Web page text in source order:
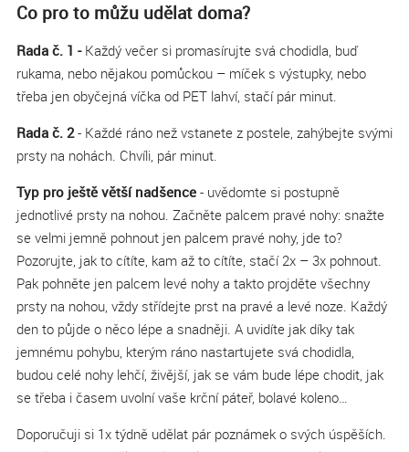
Co pro to můžu udělat doma?
Rada č. 1 - Každý večer si promasírujte svá chodidla, buď
rukama, nebo nějakou pomůckou – míček s výstupky, nebo
třeba jen obyčejná víčka od PET lahví, stačí pár minut.
Rada č. 2- Každé ráno než vstanete z postele, zahýbejte svými
prsty na nohách. Chvíli, pár minut.
Typ pro ještě větší nadšence- uvědomte si postupně
jednotlivé prsty na nohou. Začněte palcem pravé nohy: snažte
se velmi jemně pohnout jen palcem pravé nohy, jde to?
Pozorujte, jak to cítíte, kam až to cítíte, stačí 2x – 3x pohnout.
Pak pohněte jen palcem levé nohy a takto projděte všechny
prsty na nohou, vždy střídejte prst na pravé a levé noze. Každý
den to půjde o něco lépe a snadněji. A uvidíte jak díky tak
jemnému pohybu, kterým ráno nastartujete svá chodidla,
budou celé nohy lehčí, živější, jak se vám bude lépe chodit, jak
se třeba i časem uvolní vaše krční páteř, bolavé koleno…
Doporučuji si 1x týdně udělat pár poznámek o svých úspěších.